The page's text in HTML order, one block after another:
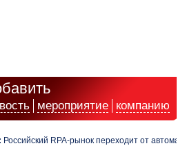
мероприятие компанию
RPA-рынок переходит от